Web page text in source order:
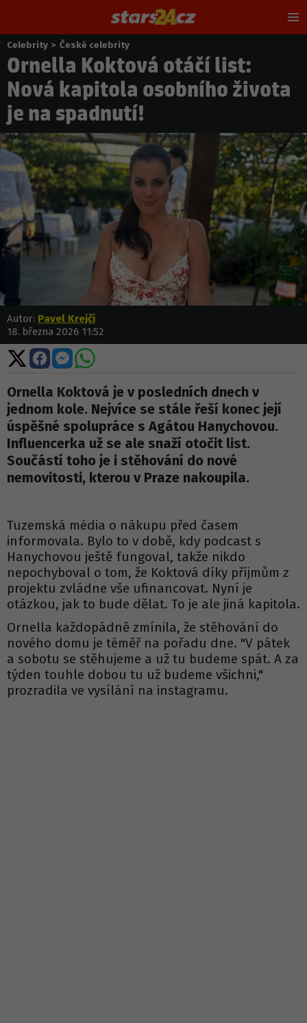
Nacházíte
se
zde:
Celebrity > České celebrity
Ornella Koktová otáčí list:
Nová kapitola osobního života
je na spadnutí!
Autor: Pavel Krejčí
18. března 2026 11:52
Sdílet
na
X
Sdílet
na
Facebooku
Sdílet
na
Messengeru
Sdílet
WhatsApp
Ornella Koktová je v posledních dnech v
jednom kole. Nejvíce se stále řeší konec její
úspěšné spolupráce s Agátou Hanychovou.
Influencerka už se ale snaží otočit list.
Součástí toho je i stěhování do nové
nemovitosti, kterou v Praze nakoupila.
Tuzemská média o nákupu před časem
informovala. Bylo to v době, kdy podcast s
Hanychovou ještě fungoval, takže nikdo
nepochyboval o tom, že Koktová díky příjmům z
projektu zvládne vše ufinancovat. Nyní je
otázkou, jak to bude dělat. To je ale jiná kapitola.
Ornella každopádně zmínila, že stěhování do
nového domu je téměř na pořadu dne. "V pátek
a sobotu se stěhujeme a už tu budeme spát. A za
týden touhle dobou tu už budeme všichni,"
prozradila ve vysílání na instagramu.